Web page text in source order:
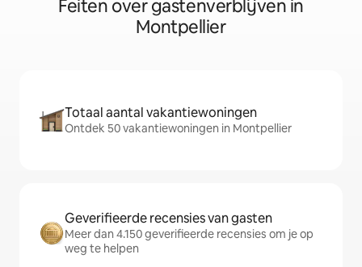
Feiten over gastenverblijven in
Montpellier
Totaal aantal vakantiewoningen
Ontdek 50 vakantiewoningen in Montpellier
Geverifieerde recensies van gasten
Meer dan 4.150 geverifieerde recensies om je op
weg te helpen